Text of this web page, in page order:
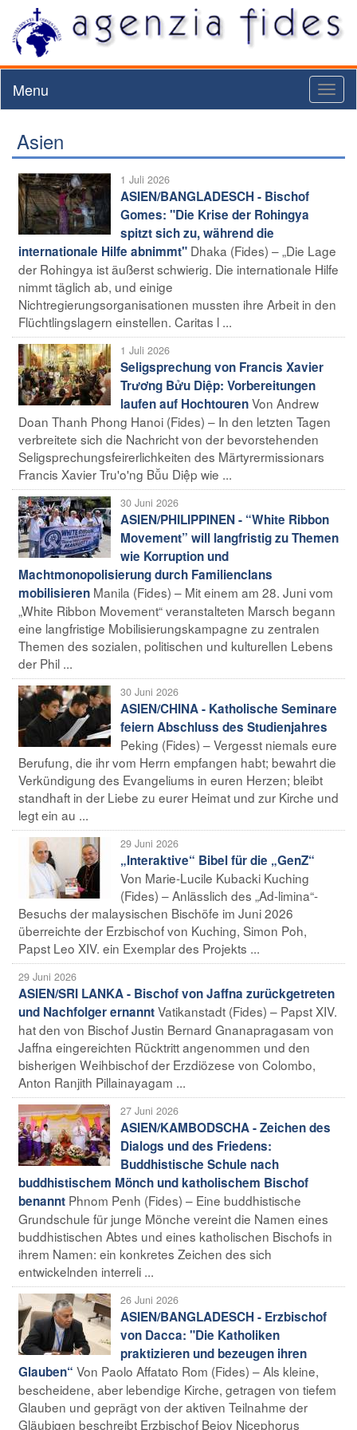
Menu
Asien
1 Juli 2026
ASIEN/BANGLADESCH - Bischof
Gomes: "Die Krise der Rohingya
spitzt sich zu, während die
internationale Hilfe abnimmt" Dhaka (Fides) – „Die Lage
der Rohingya ist äußerst schwierig. Die internationale Hilfe
nimmt täglich ab, und einige
Nichtregierungsorganisationen mussten ihre Arbeit in den
Flüchtlingslagern einstellen. Caritas l ...
1 Juli 2026
Seligsprechung von Francis Xavier
Trương Bửu Diệp: Vorbereitungen
laufen auf HochtourenVon Andrew
Doan Thanh Phong Hanoi (Fides) – In den letzten Tagen
verbreitete sich die Nachricht von der bevorstehenden
Seligsprechungsfeirerlichkeiten des Märtyrermissionars
Francis Xavier Tru'o'ng Bǚu Diệp wie ...
30 Juni 2026
ASIEN/PHILIPPINEN - “White Ribbon
Movement” will langfristig zu Themen
wie Korruption und
Machtmonopolisierung durch Familienclans
mobilisieren Manila (Fides) – Mit einem am 28. Juni vom
„White Ribbon Movement“ veranstalteten Marsch begann
eine langfristige Mobilisierungskampagne zu zentralen
Themen des sozialen, politischen und kulturellen Lebens
der Phil ...
30 Juni 2026
ASIEN/CHINA - Katholische Seminare
feiern Abschluss des Studienjahres
Peking (Fides) – Vergesst niemals eure
Berufung, die ihr vom Herrn empfangen habt; bewahrt die
Verkündigung des Evangeliums in euren Herzen; bleibt
standhaft in der Liebe zu eurer Heimat und zur Kirche und
legt ein au ...
29 Juni 2026
„Interaktive“ Bibel für die „GenZ“
Von Marie-Lucile Kubacki Kuching
(Fides) – Anlässlich des „Ad-limina“-
Besuchs der malaysischen Bischöfe im Juni 2026
überreichte der Erzbischof von Kuching, Simon Poh,
Papst Leo XIV. ein Exemplar des Projekts ...
29 Juni 2026
ASIEN/SRI LANKA - Bischof von Jaffna zurückgetreten
und Nachfolger ernanntVatikanstadt (Fides) – Papst XIV.
hat den von Bischof Justin Bernard Gnanapragasam von
Jaffna eingereichten Rücktritt angenommen und den
bisherigen Weihbischof der Erzdiözese von Colombo,
Anton Ranjith Pillainayagam ...
27 Juni 2026
ASIEN/KAMBODSCHA - Zeichen des
Dialogs und des Friedens:
Buddhistische Schule nach
buddhistischem Mönch und katholischem Bischof
benannt Phnom Penh (Fides) – Eine buddhistische
Grundschule für junge Mönche vereint die Namen eines
buddhistischen Abtes und eines katholischen Bischofs in
ihrem Namen: ein konkretes Zeichen des sich
entwickelnden interreli ...
26 Juni 2026
ASIEN/BANGLADESCH - Erzbischof
von Dacca: "Die Katholiken
praktizieren und bezeugen ihren
Glauben“ Von Paolo Affatato Rom (Fides) – Als kleine,
bescheidene, aber lebendige Kirche, getragen von tiefem
Glauben und geprägt von der aktiven Teilnahme der
Gläubigen beschreibt Erzbischof Bejoy Nicephorus